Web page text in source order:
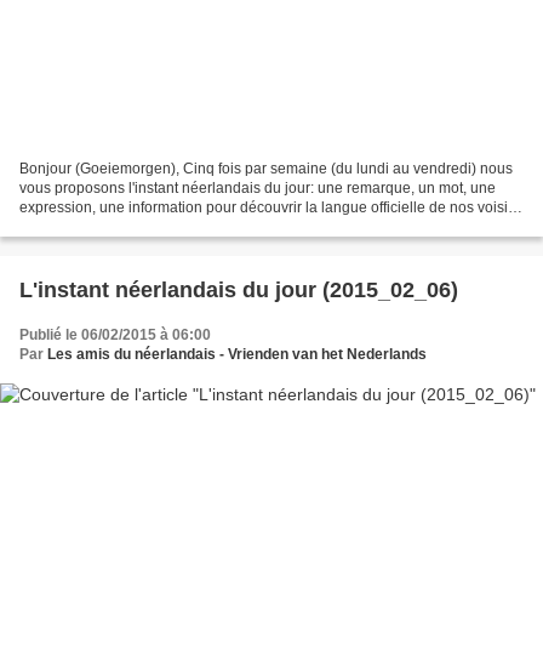
Bonjour (Goeiemorgen), Cinq fois par semaine (du lundi au vendredi) nous
vous proposons l'instant néerlandais du jour: une remarque, un mot, une
expression, une information pour découvrir la langue officielle de nos voisins
L'instant néerlandais du jour (2015_02_06)
Publié le 06/02/2015 à 06:00
Par Les amis du néerlandais - Vrienden van het Nederlands